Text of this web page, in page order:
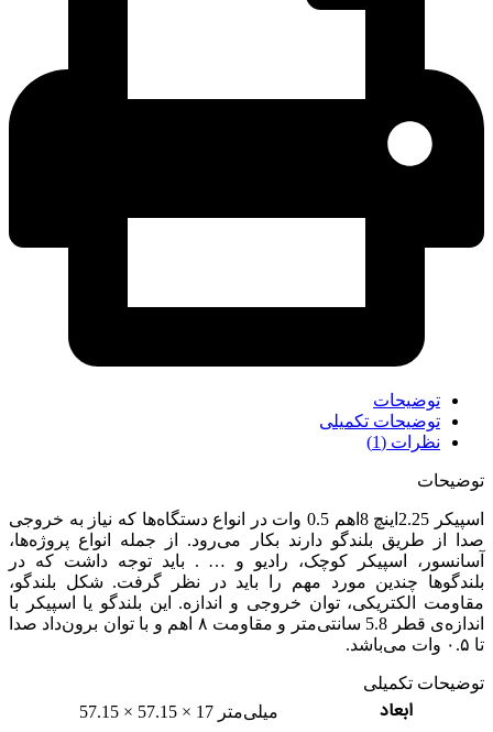
توضیحات
توضیحات تکمیلی
نظرات (1)
توضیحات
اسپیکر 2.25اینچ 8اهم 0.5 وات در انواع دستگاه‌ها که نیاز به خروجی
صدا از طریق بلندگو دارند بکار می‌رود. از جمله انواع پروژه‌ها،
آسانسور، اسپیکر کوچک، رادیو و … . باید توجه داشت که در
بلندگوها چندین مورد مهم را باید در نظر گرفت. شکل بلندگو،
مقاومت الکتریکی، توان خروجی و اندازه. این بلندگو یا اسپیکر با
اندازه‌ی قطر 5.8 سانتی‌متر و مقاومت ۸ اهم و با توان برون‌داد صدا
تا ۰.۵ وات می‌باشد.
توضیحات تکمیلی
ابعاد 57.15 × 57.15 × 17 میلی‌متر